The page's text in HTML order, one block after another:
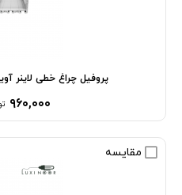
پروفیل چراغ خطی لاینر
۹۶۰,۰۰۰
مقایسه